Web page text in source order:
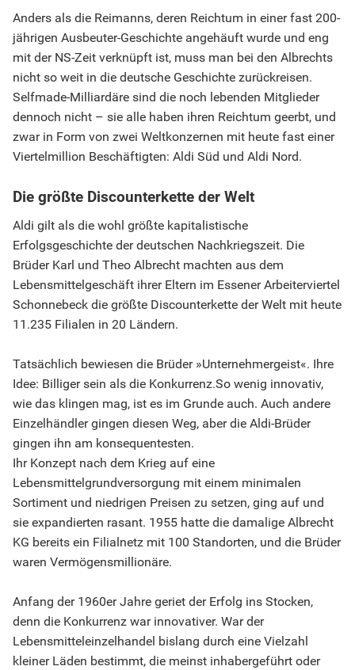
Anders als die Reimanns, deren Reichtum in einer fast 200-
jährigen Ausbeuter-Geschichte angehäuft wurde und eng
mit der NS-Zeit verknüpft ist, muss man bei den Albrechts
nicht so weit in die deutsche Geschichte zurückreisen.
Selfmade-Milliardäre sind die noch lebenden Mitglieder
dennoch nicht – sie alle haben ihren Reichtum geerbt, und
zwar in Form von zwei Weltkonzernen mit heute fast einer
Viertelmillion Beschäftigten: Aldi Süd und Aldi Nord.
Die größte Discounterkette der Welt
Aldi gilt als die wohl größte kapitalistische
Erfolgsgeschichte der deutschen Nachkriegszeit. Die
Brüder Karl und Theo Albrecht machten aus dem
Lebensmittelgeschäft ihrer Eltern im Essener Arbeiterviertel
Schonnebeck die größte Discounterkette der Welt mit heute
11.235 Filialen in 20 Ländern.
Tatsächlich bewiesen die Brüder »Unternehmergeist«. Ihre
Idee: Billiger sein als die Konkurrenz.So wenig innovativ,
wie das klingen mag, ist es im Grunde auch. Auch andere
Einzelhändler gingen diesen Weg, aber die Aldi-Brüder
gingen ihn am konsequentesten.
Ihr Konzept nach dem Krieg auf eine
Lebensmittelgrundversorgung mit einem minimalen
Sortiment und niedrigen Preisen zu setzen, ging auf und
sie expandierten rasant. 1955 hatte die damalige Albrecht
KG bereits ein Filialnetz mit 100 Standorten, und die Brüder
waren Vermögensmillionäre.
Anfang der 1960er Jahre geriet der Erfolg ins Stocken,
denn die Konkurrenz war innovativer. War der
Lebensmitteleinzelhandel bislang durch eine Vielzahl
kleiner Läden bestimmt, die meinst inhabergeführt oder